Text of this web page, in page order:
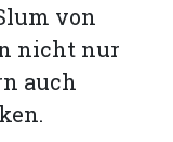
von
nicht nur
auch